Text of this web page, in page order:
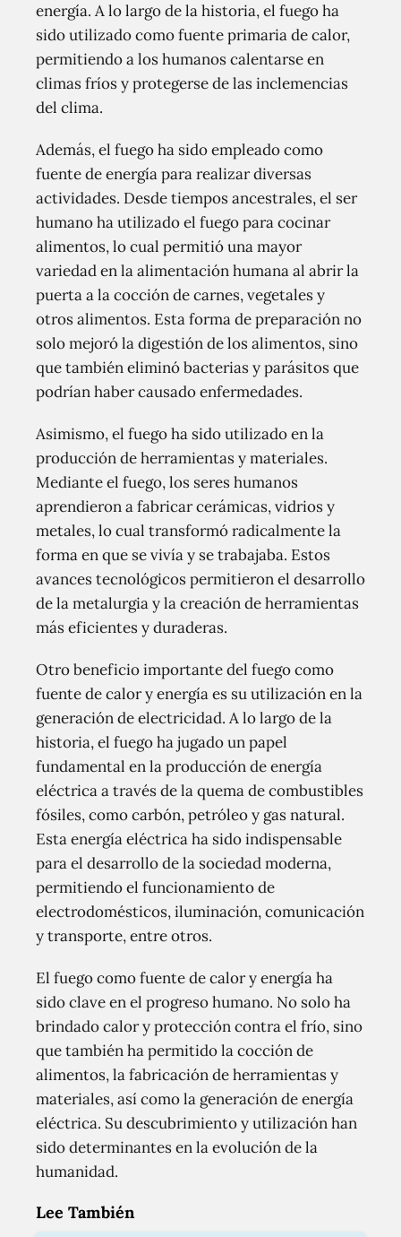
energía. A lo largo de la historia, el fuego ha
sido utilizado como fuente primaria de calor,
permitiendo a los humanos calentarse en
climas fríos y protegerse de las inclemencias
del clima.
Además, el fuego ha sido empleado como
fuente de energía para realizar diversas
actividades. Desde tiempos ancestrales, el ser
humano ha utilizado el fuego para cocinar
alimentos, lo cual permitió una mayor
variedad en la alimentación humana al abrir la
puerta a la cocción de carnes, vegetales y
otros alimentos. Esta forma de preparación no
solo mejoró la digestión de los alimentos, sino
que también eliminó bacterias y parásitos que
podrían haber causado enfermedades.
Asimismo, el fuego ha sido utilizado en la
producción de herramientas y materiales.
Mediante el fuego, los seres humanos
aprendieron a fabricar cerámicas, vidrios y
metales, lo cual transformó radicalmente la
forma en que se vivía y se trabajaba. Estos
avances tecnológicos permitieron el desarrollo
de la metalurgia y la creación de herramientas
más eficientes y duraderas.
Otro beneficio importante del fuego como
fuente de calor y energía es su utilización en la
generación de electricidad. A lo largo de la
historia, el fuego ha jugado un papel
fundamental en la producción de energía
eléctrica a través de la quema de combustibles
fósiles, como carbón, petróleo y gas natural.
Esta energía eléctrica ha sido indispensable
para el desarrollo de la sociedad moderna,
permitiendo el funcionamiento de
electrodomésticos, iluminación, comunicación
y transporte, entre otros.
El fuego como fuente de calor y energía ha
sido clave en el progreso humano. No solo ha
brindado calor y protección contra el frío, sino
que también ha permitido la cocción de
alimentos, la fabricación de herramientas y
materiales, así como la generación de energía
eléctrica. Su descubrimiento y utilización han
sido determinantes en la evolución de la
humanidad.
Lee También